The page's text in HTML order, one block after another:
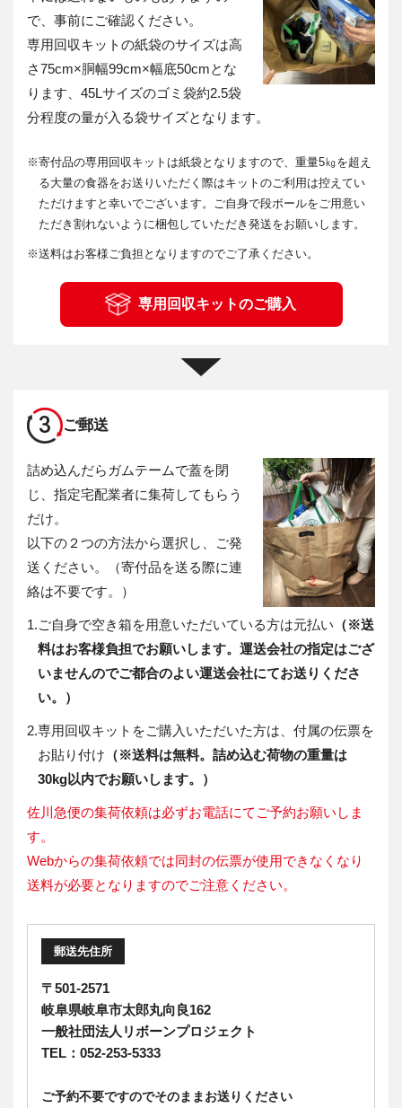
で、事前にご確認ください。
専用回収キットの紙袋のサイズは高
さ75cm×胴幅99cm×幅底50cmとな
ります、45Lサイズのゴミ袋約2.5袋
分程度の量が入る袋サイズとなります。
※寄付品の専用回収キットは紙袋となりますので、重量5㎏を超え
る大量の食器をお送りいただく際はキットのご利用は控えてい
ただけますと幸いでございます。ご自身で段ボールをご用意い
ただき割れないように梱包していただき発送をお願いします。
※送料はお客様ご負担となりますのでご了承ください。
専用回収キットのご購入
3 ご郵送
詰め込んだらガムテームで蓋を閉
じ、指定宅配業者に集荷してもらう
だけ。
以下の２つの方法から選択し、ご発
送ください。（寄付品を送る際に連
絡は不要です。）
1.ご自身で空き箱を用意いただいている方は元払い （※送
料はお客様負担でお願いします。運送会社の指定はござ
いませんのでご都合のよい運送会社にてお送りくださ
い。）
2.専用回収キットをご購入いただいた方は、付属の伝票を
お貼り付け （※送料は無料。詰め込む荷物の重量は
30kg以内でお願いします。）
佐川急便の集荷依頼は必ずお電話にてご予約お願いしま
す。
Webからの集荷依頼では同封の伝票が使用できなくなり
送料が必要となりますのでご注意ください。
郵送先住所
〒501-2571
岐阜県岐阜市太郎丸向良162
一般社団法人リボーンプロジェクト
TEL：052-253-5333
ご予約不要ですのでそのままお送りください